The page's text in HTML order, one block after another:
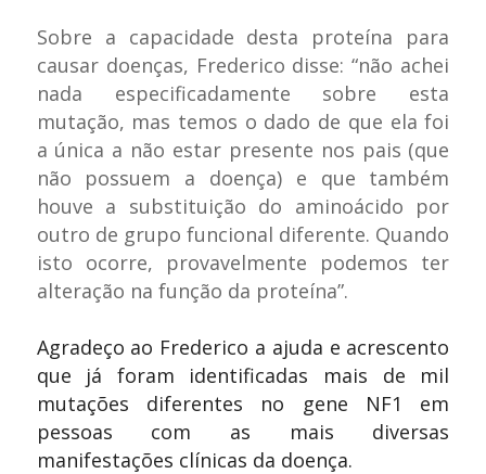
Sobre a capacidade desta proteína para
causar doenças, Frederico disse: “não achei
nada especificadamente sobre esta
mutação, mas temos o dado de que ela foi
a única a não estar presente nos pais (que
não possuem a doença) e que também
houve a substituição do aminoácido por
outro de grupo funcional diferente. Quando
isto ocorre, provavelmente podemos ter
alteração na função da proteína”.
Agradeço ao Frederico a ajuda e acrescento
que já foram identificadas mais de mil
mutações diferentes no gene NF1 em
pessoas com as mais diversas
manifestações clínicas da doença.